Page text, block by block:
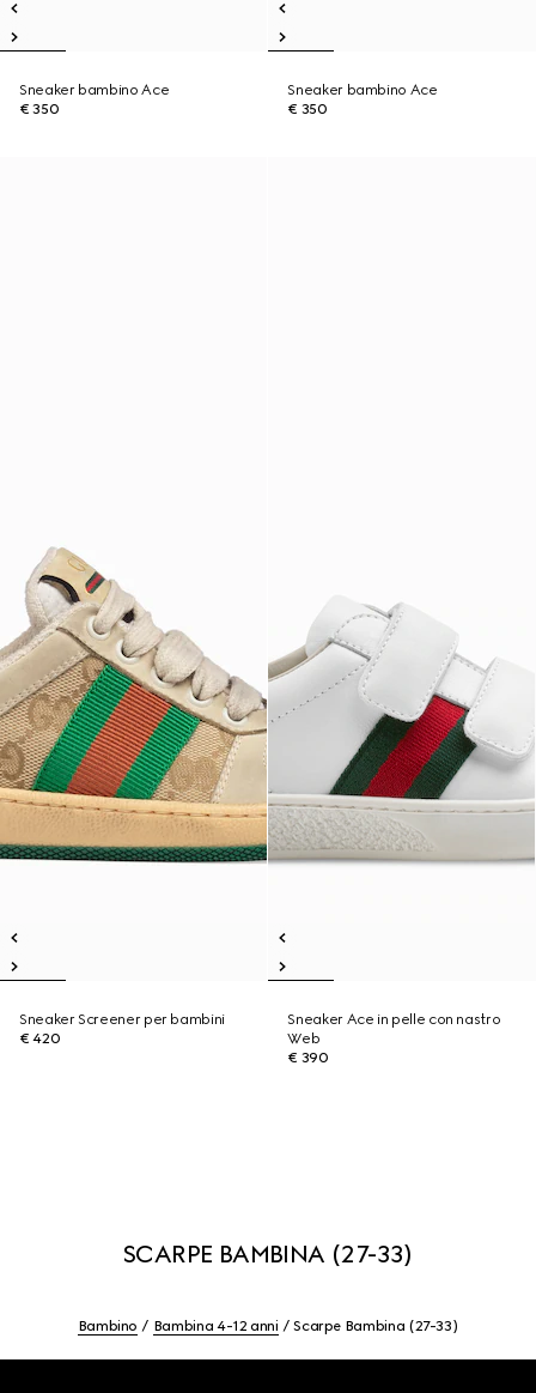
Sneaker bambino Ace
€ 350
Sneaker bambino Ace
€ 350
Sneaker Screener per bambini
€ 420
Sneaker Ace in pelle con nastro
Web
€ 390
SCARPE BAMBINA (27-33)
Bambino Bambina 4-12 anni Scarpe Bambina (27-33)